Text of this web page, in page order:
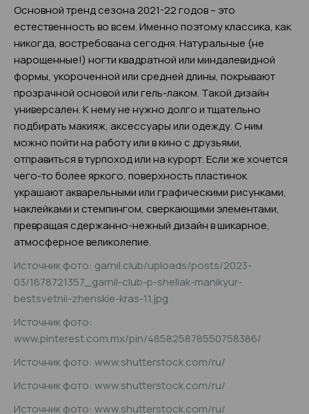
Основной тренд сезона 2021-22 годов – это
естественность во всем. Именно поэтому классика, как
никогда, востребована сегодня. Натуральные (не
нарощенные!) ногти квадратной или миндалевидной
формы, укороченной или средней длины, покрывают
прозрачной основой или гель-лаком. Такой дизайн
универсален. К нему не нужно долго и тщательно
подбирать макияж, аксессуары или одежду. С ним
можно пойти на работу или в кино с друзьями,
отправиться в турпоход или на курорт. Если же хочется
чего-то более яркого, поверхность пластинок
украшают акварельными или графическими рисунками,
наклейками и стемпингом, сверкающими элементами,
превращая сдержанно-нежный дизайн в шикарное,
атмосферное великолепие.
Источник фото: garnil.club/uploads/posts/2023-
03/1678721357_garnil-club-p-shellak-manikyur-
bestsvetnii-zhenskie-kras-11.jpg
Источник фото:
www.pinterest.com.mx/pin/485825878550758386/
Источник фото: www.shutterstock.com/ru/
Источник фото: www.shutterstock.com/ru/
Источник фото: www.shutterstock.com/ru/